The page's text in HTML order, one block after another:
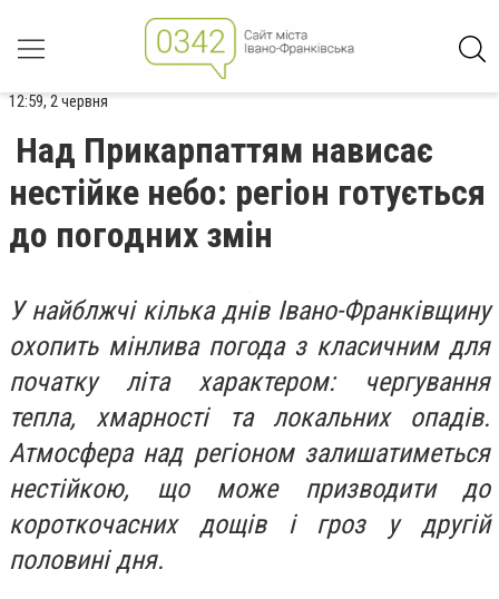
12:59, 2 червня
Над Прикарпаттям нависає
нестійке небо: регіон готується
до погодних змін
У найблжчі кілька днів Івано-Франківщину
охопить мінлива погода з класичним для
початку літа характером: чергування
тепла, хмарності та локальних опадів.
Атмосфера над регіоном залишатиметься
нестійкою, що може призводити до
короткочасних дощів і гроз у другій
половині дня.